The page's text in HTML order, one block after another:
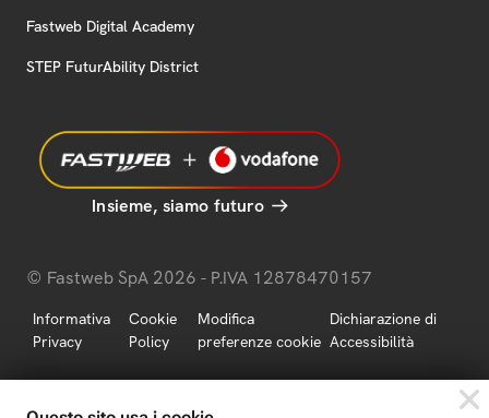
Fastweb Digital Academy
STEP FuturAbility District
Insieme, siamo futuro
© Fastweb SpA 2026 - P.IVA 12878470157
Informativa
Privacy
Cookie
Policy
Modifica
preferenze cookie
Dichiarazione di
Accessibilità